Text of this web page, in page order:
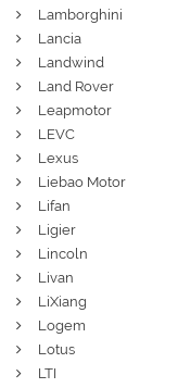
Lamborghini
Lancia
Landwind
Land Rover
Leapmotor
LEVC
Lexus
Liebao Motor
Lifan
Ligier
Lincoln
Livan
LiXiang
Logem
Lotus
LTI